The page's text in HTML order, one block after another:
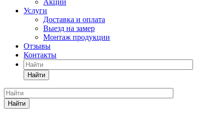
Акции
Услуги
Доставка и оплата
Выезд на замер
Монтаж продукции
Отзывы
Контакты
Найти
Найти